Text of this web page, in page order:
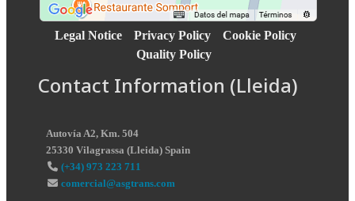
Legal Notice Privacy Policy
Cookie Policy
Quality Policy
Contact Information (Lleida)
Autovía A2, Km. 504
25330 Vilagrassa (Lleida) Spain
(+34) 973 223 711
comercial@asgtrans.com